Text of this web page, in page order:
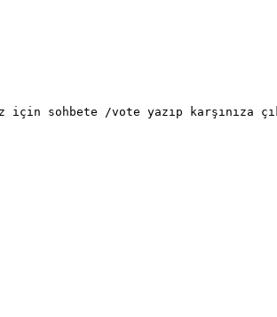
için sohbete /vote yazıp karşınıza